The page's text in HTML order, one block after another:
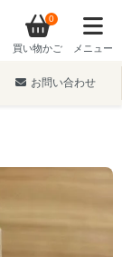
買い物かご
0
メニュー
お問い合わせ